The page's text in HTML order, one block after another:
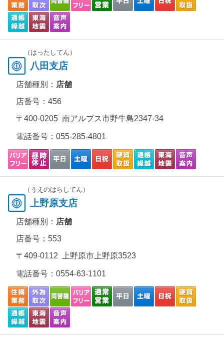
（はったしてん）
八田支店
店舗種別： 店舗
店番号：456
〒400-0205 南アルプス市野牛島2347-34
電話番号： 055-285-4801
（うえのはらしてん）
上野原支店
店舗種別： 店舗
店番号：553
〒409-0112 上野原市上野原3523
電話番号： 0554-63-1101